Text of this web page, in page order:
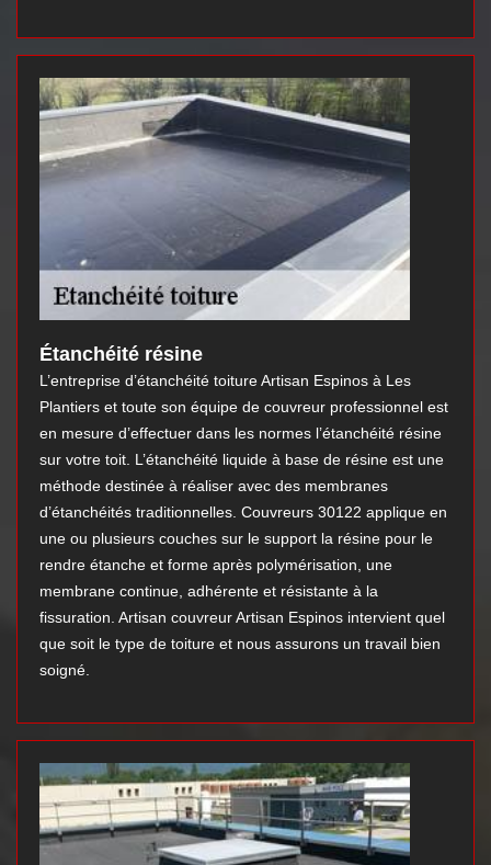
Étanchéité résine
L’entreprise d’étanchéité toiture Artisan Espinos à Les
Plantiers et toute son équipe de couvreur professionnel est
en mesure d’effectuer dans les normes l’étanchéité résine
sur votre toit. L’étanchéité liquide à base de résine est une
méthode destinée à réaliser avec des membranes
d’étanchéités traditionnelles. Couvreurs 30122 applique en
une ou plusieurs couches sur le support la résine pour le
rendre étanche et forme après polymérisation, une
membrane continue, adhérente et résistante à la
fissuration. Artisan couvreur Artisan Espinos intervient quel
que soit le type de toiture et nous assurons un travail bien
soigné.